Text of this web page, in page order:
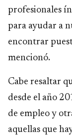
profesionales
para ayudar a
encontrar
mencionó.
Cabe resaltar
desde el año
de empleo y
aquellas que